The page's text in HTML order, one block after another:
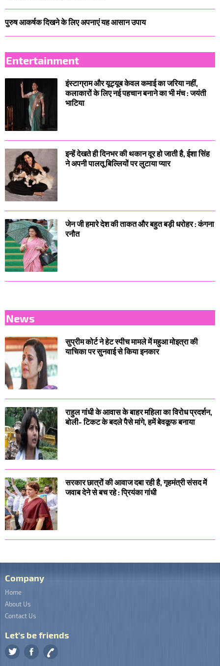
पुरुष आकर्षक दिखने के लिए अपनाएं यह आसान उपाय
Entertainment
इंस्टाग्राम और यूट्यूब केवल कमाई का जरिया नहीं,
कलाकारों के लिए नई पहचान बनाने का भी मंच : जयंती
भाटिया
इन्हें देखते ही दिनभर की थकान दूर हो जाती है, ईशा सिंह
ने अपनी पालतू बिल्लियों पर लुटाया प्यार
जेन जी हमारे देश की ताकत और बहुत बड़ी धरोहर : कंगना
रनौत
News
सुप्रीम कोर्ट ने हेट स्पीच मामले में महुआ मोइत्रा की
याचिका पर सुनवाई से किया इनकार
राहुल गांधी के आवास के बाहर महिला का विरोध प्रदर्शन,
बोली- टिकट के बदले पैसे मांगे, हमें बेवकूफ बनाया
सरकार छात्रों की आवाज दबा रही है, गृहमंत्री संसद में
जवाब देने से बच रहे : प्रियंका गांधी
Company
Home
About Us
Contact Us
Let's be friends